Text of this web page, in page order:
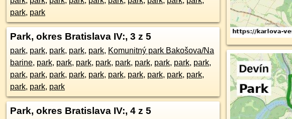
park, park
Park, okres Bratislava IV:, 3 z 5
park, park, park, park, park, Komunitný park Bakošova/Na
barine, park, park, park, park, park, park, park, park, park,
park, park, park, park, park, park, park, park, park, park,
park, park, park
Park, okres Bratislava IV:, 4 z 5